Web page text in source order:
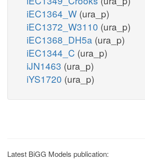
iEC1364_W (ura_p)
iEC1372_W3110 (ura_p)
iEC1368_DH5a (ura_p)
iEC1344_C (ura_p)
iJN1463 (ura_p)
iYS1720 (ura_p)
Latest BiGG Models publication: